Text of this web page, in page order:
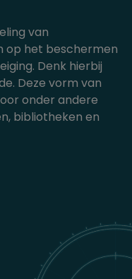
van
op het beschermen
Denk hierbij
Deze vorm van
onder andere
bibliotheken en